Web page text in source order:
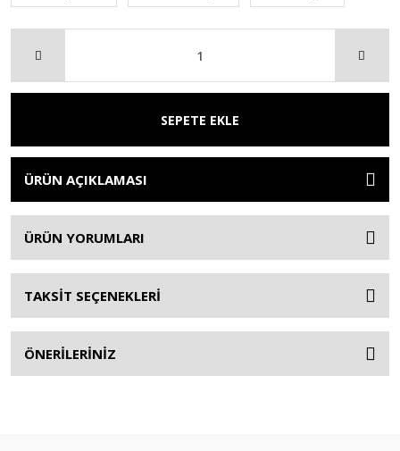
SEPETE EKLE
ÜRÜN AÇIKLAMASI
ÜRÜN YORUMLARI
TAKSİT SEÇENEKLERİ
ÖNERİLERİNİZ